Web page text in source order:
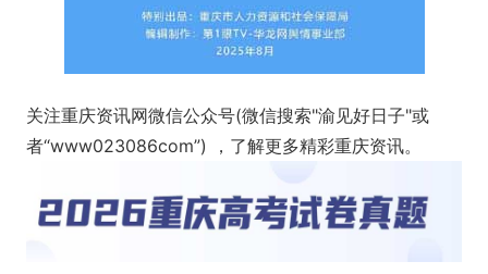
关注重庆资讯网微信公众号(微信搜索"渝见好日子"或
者“www023086com”) ，了解更多精彩重庆资讯。